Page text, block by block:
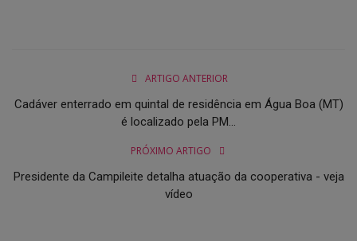
ARTIGO ANTERIOR
Cadáver enterrado em quintal de residência em Água Boa (MT)
é localizado pela PM...
PRÓXIMO ARTIGO
Presidente da Campileite detalha atuação da cooperativa - veja
vídeo